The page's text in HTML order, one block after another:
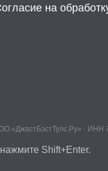
на
«ДжастБэстТулс.Ру» · ИНН
Shift+Enter.